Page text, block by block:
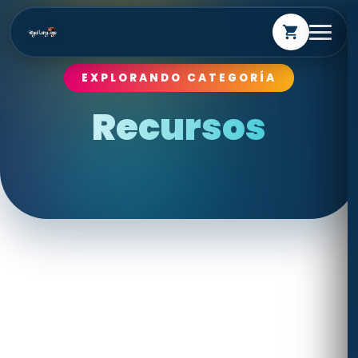
shopping_cart
EXPLORANDO CATEGORÍA
Recursos